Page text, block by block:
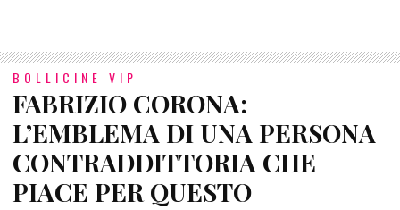
BOLLICINE VIP
FABRIZIO CORONA:
L’EMBLEMA DI UNA PERSONA
CONTRADDITTORIA CHE
PIACE PER QUESTO